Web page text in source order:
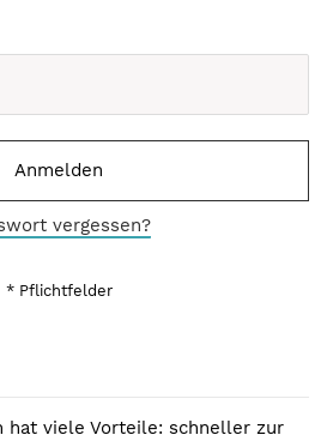
Anmelden
vergessen?
hat viele Vorteile: schneller zur